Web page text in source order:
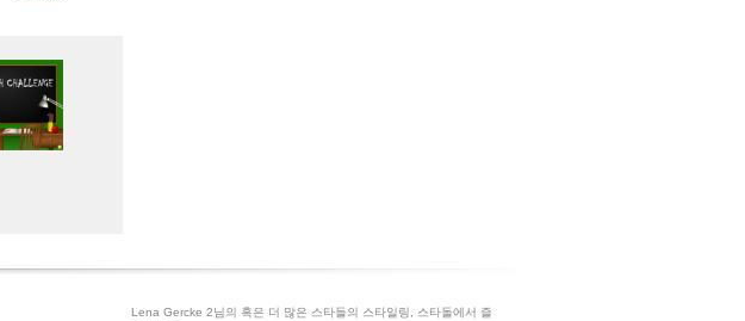
Lena Gercke 2님의 혹은 더 많은 스타들의 스타일링, 스타돌에서 즐